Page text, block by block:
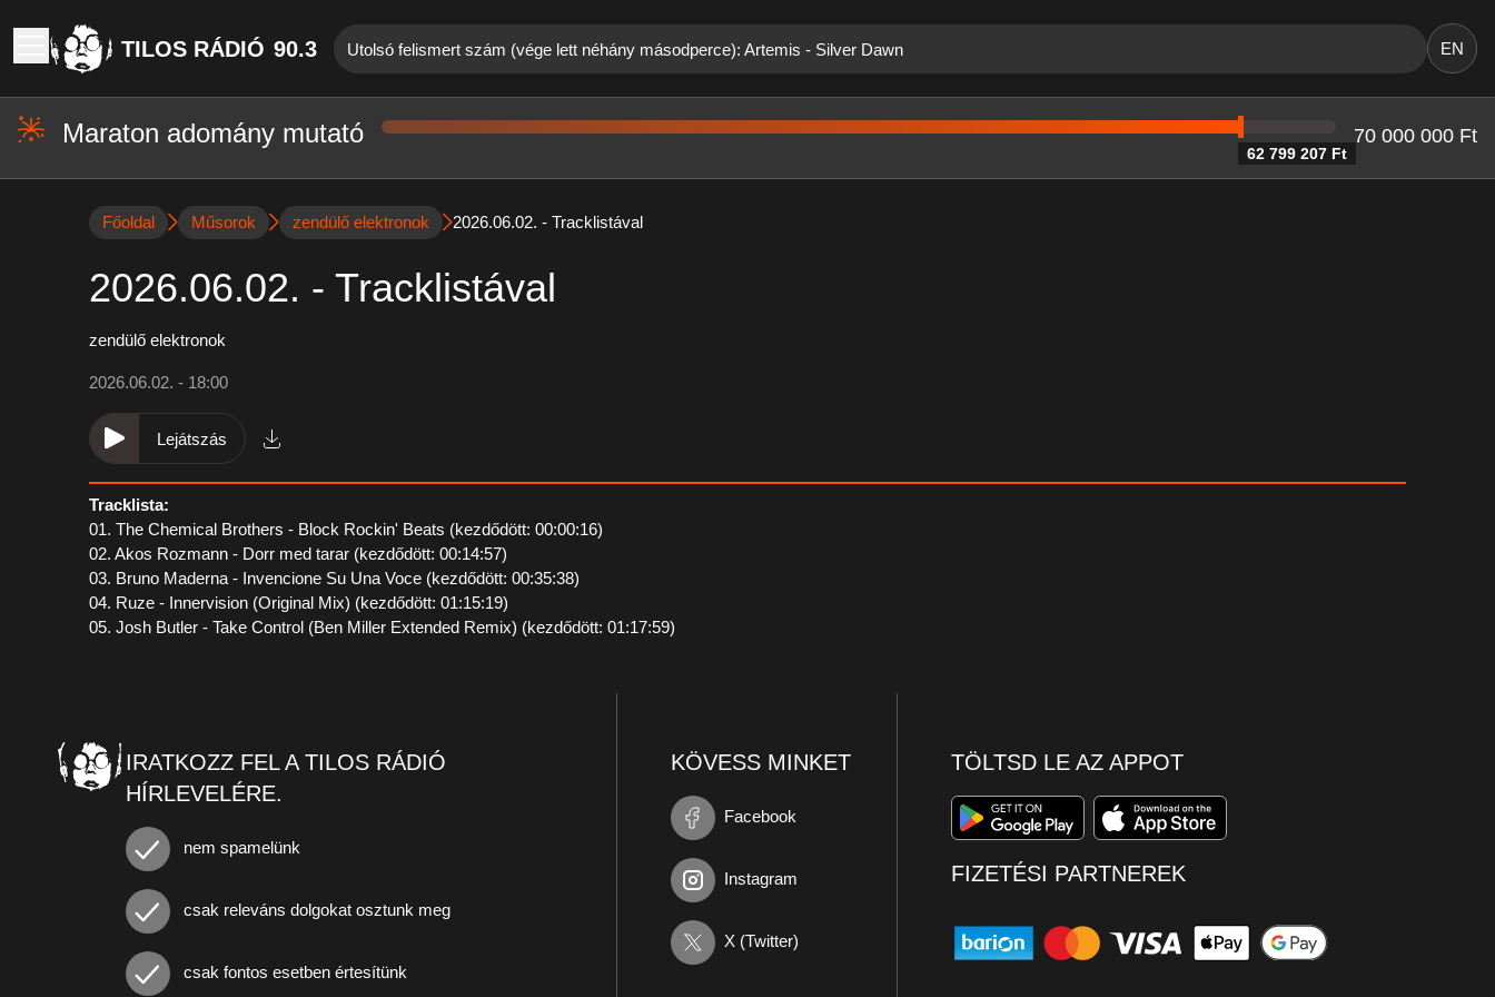
TILOS RÁDIÓ 90.3 Utolsó felismert szám (vége lett néhány másodperce): Artemis - Silver Dawn EN
Maraton adomány mutató
62 799 207 Ft
70 000 000 Ft
Főoldal Műsorok zendülő elektronok 2026.06.02. - Tracklistával
2026.06.02. - Tracklistával
zendülő elektronok
2026.06.02. - 18:00
Lejátszás
Tracklista:
01. The Chemical Brothers - Block Rockin' Beats (kezdődött: 00:00:16)
02. Akos Rozmann - Dorr med tarar (kezdődött: 00:14:57)
03. Bruno Maderna - Invencione Su Una Voce (kezdődött: 00:35:38)
04. Ruze - Innervision (Original Mix) (kezdődött: 01:15:19)
05. Josh Butler - Take Control (Ben Miller Extended Remix) (kezdődött: 01:17:59)
IRATKOZZ FEL A TILOS RÁDIÓ
HÍRLEVELÉRE.
nem spamelünk
csak releváns dolgokat osztunk meg
csak fontos esetben értesítünk
KÖVESS MINKET
Facebook
Instagram
X (Twitter)
TÖLTSD LE AZ APPOT
FIZETÉSI PARTNEREK